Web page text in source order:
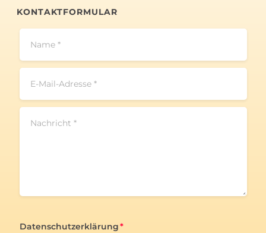
KONTAKTFORMULAR
Datenschutzerklärung